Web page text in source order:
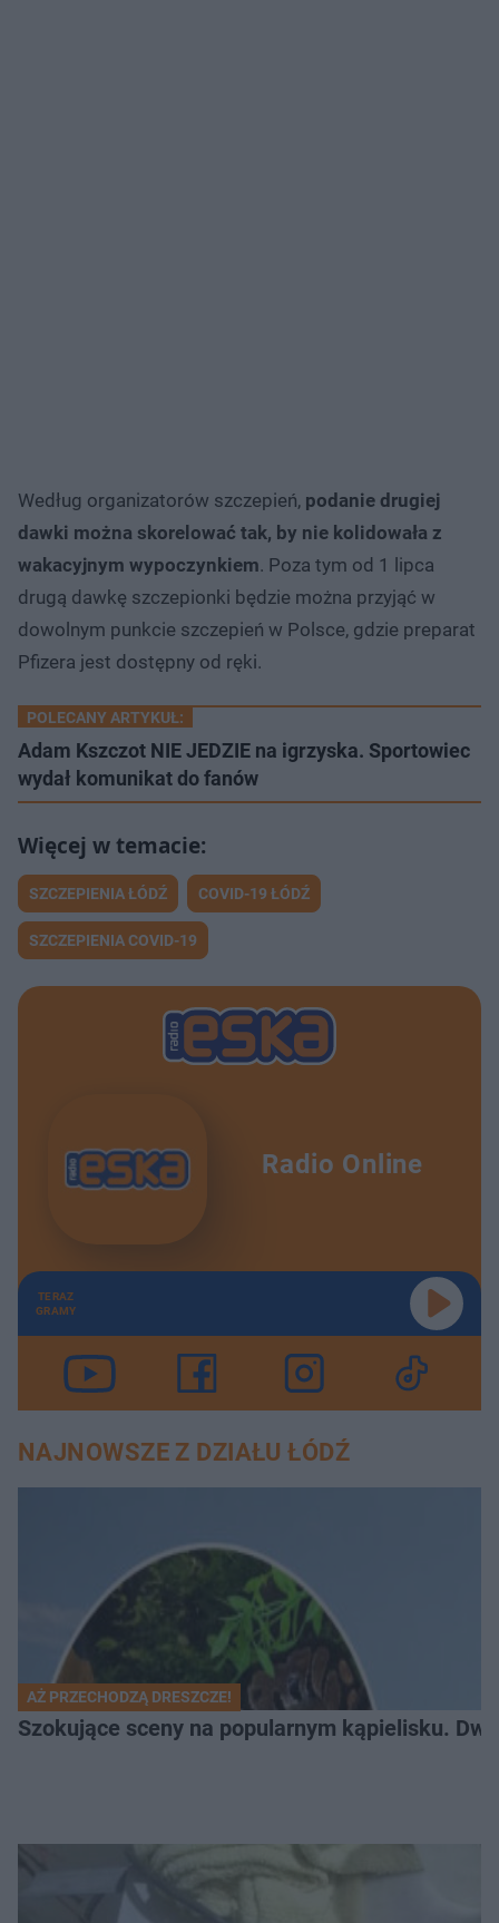
Według organizatorów szczepień, podanie drugiej
dawki można skorelować tak, by nie kolidowała z
wakacyjnym wypoczynkiem. Poza tym od 1 lipca
drugą dawkę szczepionki będzie można przyjąć w
dowolnym punkcie szczepień w Polsce, gdzie preparat
Pfizera jest dostępny od ręki.
POLECANY ARTYKUŁ:
Adam Kszczot NIE JEDZIE na igrzyska. Sportowiec
wydał komunikat do fanów
SZCZEPIENIA ŁÓDŹ COVID-19 ŁÓDŹ
SZCZEPIENIA COVID-19
Radio Online
TERAZ
GRAMY
NAJNOWSZE Z DZIAŁU ŁÓDŹ
AŻ PRZECHODZĄ DRESZCZE!
Szokujące sceny na popularnym kąpielisku.